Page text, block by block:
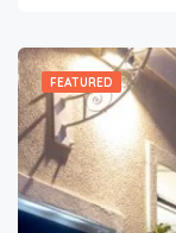
FEATURED